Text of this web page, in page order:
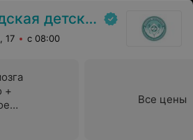
клиническая больница
17 с 08:00
+
Все цены